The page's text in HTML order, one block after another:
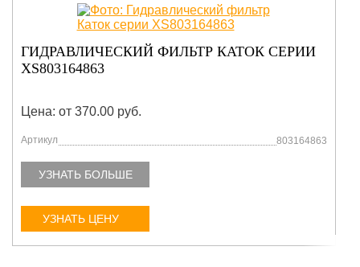
ГИДРАВЛИЧЕСКИЙ ФИЛЬТР КАТОК СЕРИИ
XS803164863
Цена: от 370.00 руб.
Артикул 803164863
УЗНАТЬ БОЛЬШЕ
УЗНАТЬ ЦЕНУ